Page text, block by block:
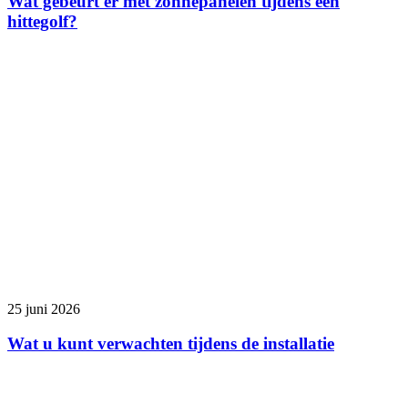
hittegolf?
25 juni 2026
Wat u kunt verwachten tijdens de installatie